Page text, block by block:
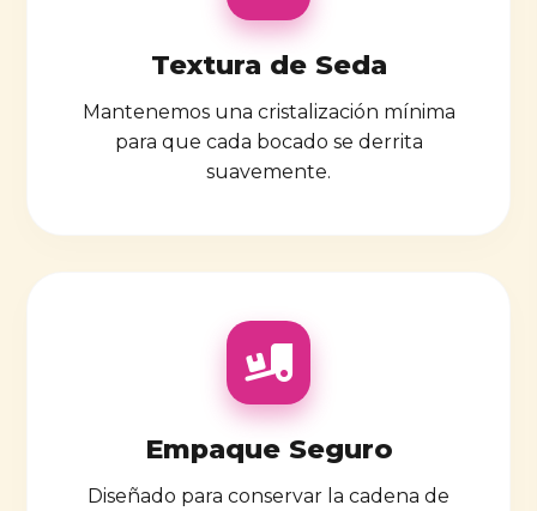
Textura de Seda
Mantenemos una cristalización mínima
para que cada bocado se derrita
suavemente.
Empaque Seguro
Diseñado para conservar la cadena de